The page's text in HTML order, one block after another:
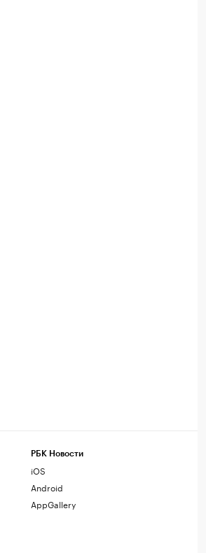
РБК Новости
iOS
Android
AppGallery